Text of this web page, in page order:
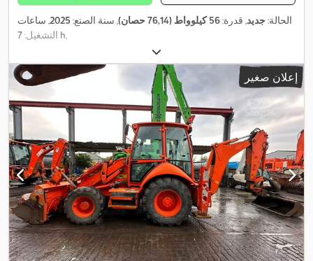
الحالة:جديد, قدرة:56 كيلوواط (76,14 حصان) , سنة الصنع: 2025, ساعات
التشغيل: 7 h,
إعلان صغير